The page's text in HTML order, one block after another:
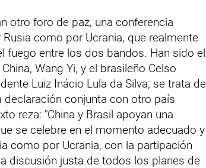
otro foro de paz, una conferencia
como por Ucrania, que realmente
fuego entre los dos bandos. Han sido el
Wang Yi, y el brasileño Celso
Luiz Inácio Lula da Silva; se trata de
declaración conjunta con otro país
reza: "China y Brasil apoyan una
se celebre en el momento adecuado y
como por Ucrania, con la partipación
discusión justa de todos los planes de